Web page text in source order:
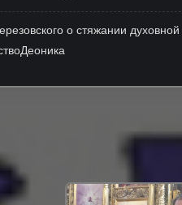
о стяжании